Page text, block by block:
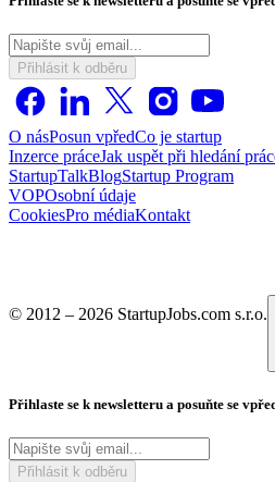
Přihlásit k odběru
O násPosun vpředCo je startup
Inzerce práceJak uspět při hledání
StartupTalkBlogStartup Program
VOPOsobní údaje
CookiesPro médiaKontakt
© 2012 – 2026 StartupJobs.com s.r.o.
Přihlaste se k newsletteru a posuňte se
Přihlásit k odběru